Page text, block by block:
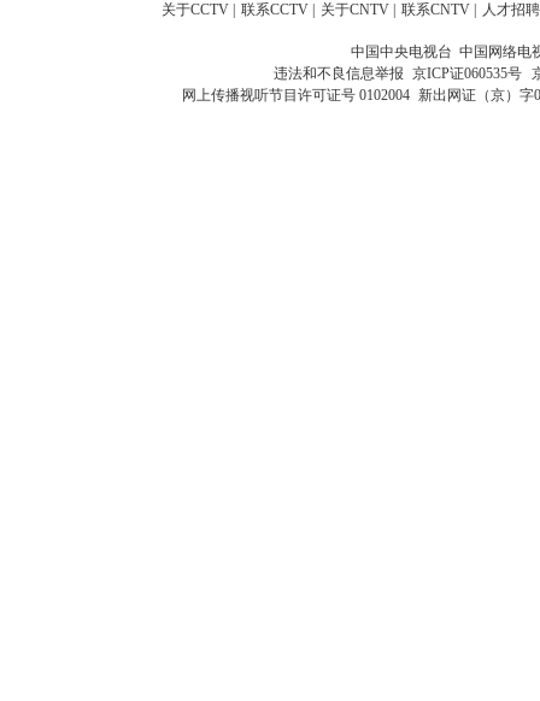
关于CCTV 联系CCTV 关于CNTV 联系CNTV 人才招聘
中国中央电视台 中国网络电
违法和不良信息举报 京ICP证060535号
网上传播视听节目许可证号 0102004 新出网证（京）